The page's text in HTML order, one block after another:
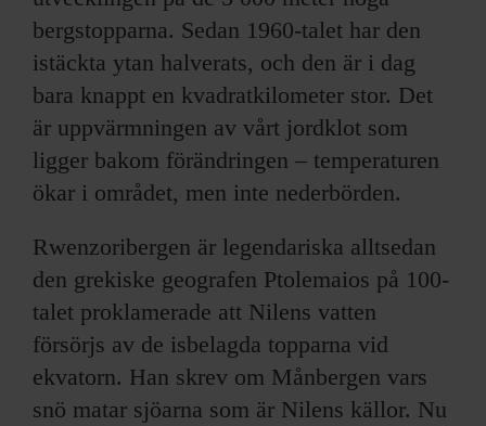
bergstopparna. Sedan 1960-talet har den
istäckta ytan halverats, och den är i dag
bara knappt en kvadratkilometer stor. Det
är uppvärmningen av vårt jordklot som
ligger bakom förändringen – temperaturen
ökar i området, men inte nederbörden.
Rwenzoribergen är legendariska alltsedan
den grekiske geografen Ptolemaios på 100-
talet proklamerade att Nilens vatten
försörjs av de isbelagda topparna vid
ekvatorn. Han skrev om Månbergen vars
snö matar sjöarna som är Nilens källor. Nu